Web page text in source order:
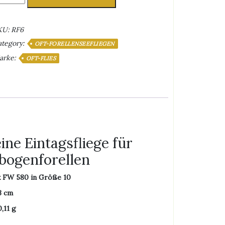
RF6
OFT-FORELLENSEEFLIEGEN
OFT-FLIES
Eintagsfliege für
FW 580 in Größe 10
cm
g